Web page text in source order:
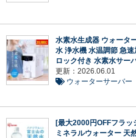
水素水生成器 ウォータ
水 浄水機 水温調節 急
ロック付き 水素水サー
更新：2026.06.01
ウォーターサーバー
[最大2000円OFFフラ
ミネラルウォーター 天